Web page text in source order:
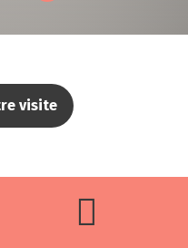
visite